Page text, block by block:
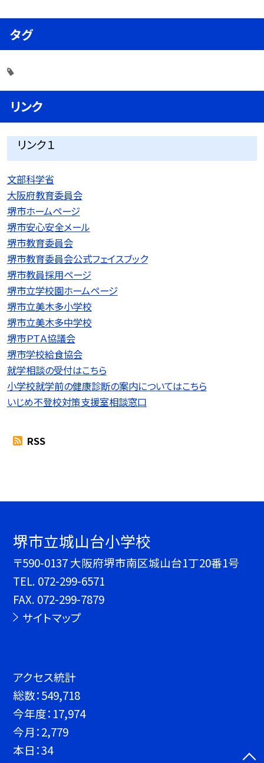
タグ
リンク
リンク１
文部科学省
大阪府教育委員会
堺市ホームページ
堺市安心安全メール
堺市教育委員会
堺市教育委員会公式フェイスブック
堺市教員採用ページ
堺市立学校園ホームページ
堺市立美木多小学校
堺市立美木多中学校
堺市ＰＴＡ協議会
堺市学校給食協会
就学相談の受付はこちら
小学校就学前の健康診断の案内についてはこちら
いじめ不登校対策支援室相談窓口
RSS
堺市立城山台小学校
〒590-0137 大阪府堺市南区城山台1丁20番1号
TEL. 072-299-6571
FAX. 072-299-7879
サイトマップ
アクセス統計
総数：549,718
今年度： 17,974
今月：2,779
本日：34